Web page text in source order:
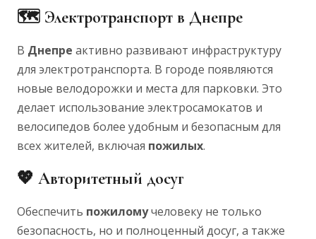
🗺️ Электротранспорт в Днепре
В Днепре активно развивают инфраструктуру
для электротранспорта. В городе появляются
новые велодорожки и места для парковки. Это
делает использование электросамокатов и
велосипедов более удобным и безопасным для
всех жителей, включая пожилых.
💖 Авторитетный досуг
Обеспечить пожиломучеловеку не только
безопасность, но и полноценный досуг, а также